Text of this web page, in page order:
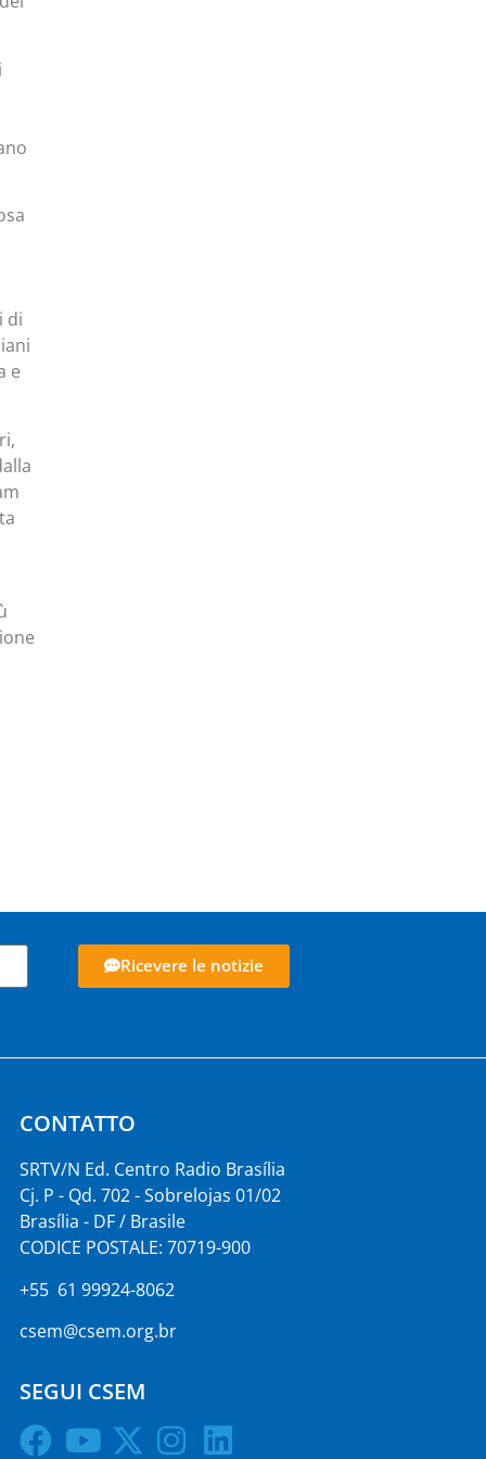
di
e
Ricevere le notizie
CONTATTO
SRTV/N Ed. Centro Radio Brasília
Cj. P - Qd. 702 - Sobrelojas 01/02
Brasília - DF / Brasile
CODICE POSTALE: 70719-900
+55 61 99924-8062
csem@csem.org.br
SEGUI CSEM